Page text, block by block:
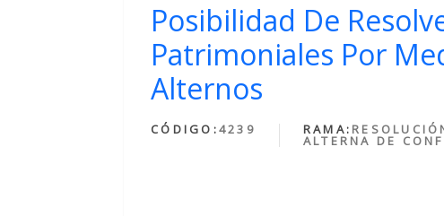
Posibilidad De
Patrimoniales Por
Alternos
CÓDIGO:4239 RAMA:
ALTERNA DE